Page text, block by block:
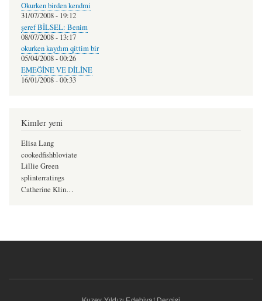
Okurken birden kendmi
31/07/2008 - 19:12
şeref BİLSEL: Benim
08/07/2008 - 13:17
okurken kaydım qittim bir
05/04/2008 - 00:26
EMEĞİNE VE DİLİNE
16/01/2008 - 00:33
Kimler yeni
Elisa Lang
cookedfishbloviate
Lillie Green
splinterratings
Catherine Klin…